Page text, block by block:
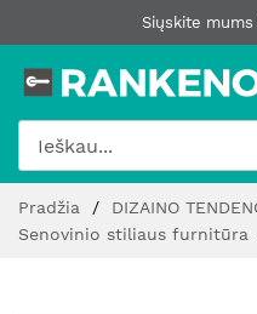
Siųskite
Pereiti
prie
turinio
Pradžia
DIZAINO
Senovinio stiliaus furnitūra